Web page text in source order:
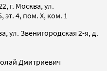
г. Москва, ул.
эт. 4, пом. X, ком. 1
ул. Звенигородская 2-я, д.
Дмитриевич